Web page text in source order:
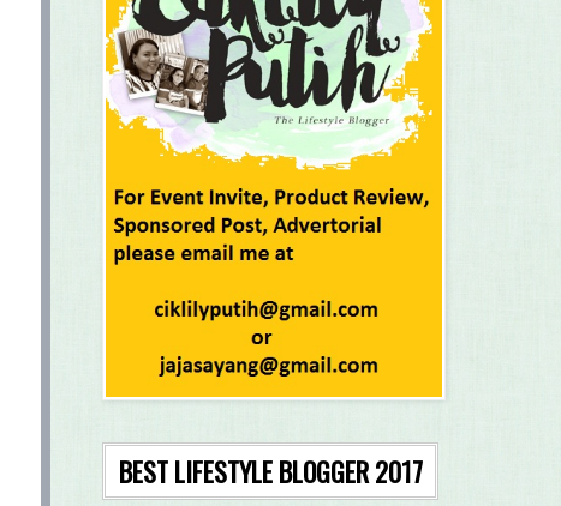
BEST LIFESTYLE BLOGGER 2017